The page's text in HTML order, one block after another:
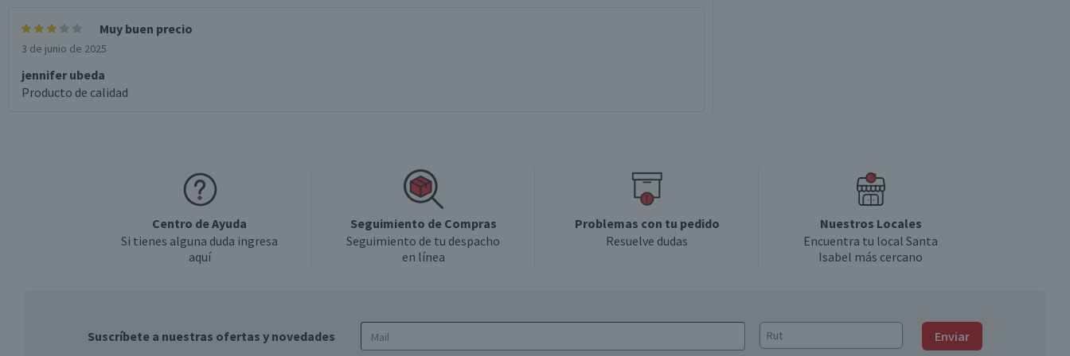
Muy buen precio
3 de junio de 2025
jennifer ubeda
Producto de calidad
Centro de Ayuda
Si tienes alguna duda ingresa
aquí
Seguimiento de Compras
Seguimiento de tu despacho
en línea
Problemas con tu pedido
Resuelve dudas
Nuestros Locales
Encuentra tu local Santa
Isabel más cercano
Suscríbete a nuestras ofertas y novedades Enviar